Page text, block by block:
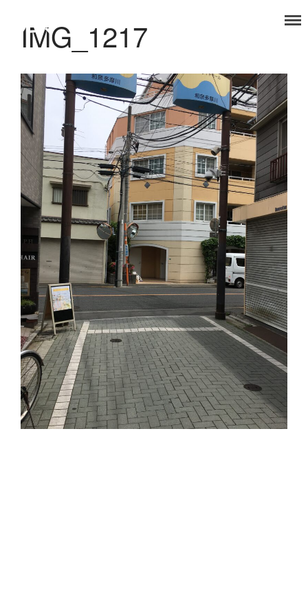
福祉事業部
食品事業部
タノコマ
狛江を楽しもう！
IMG_1217